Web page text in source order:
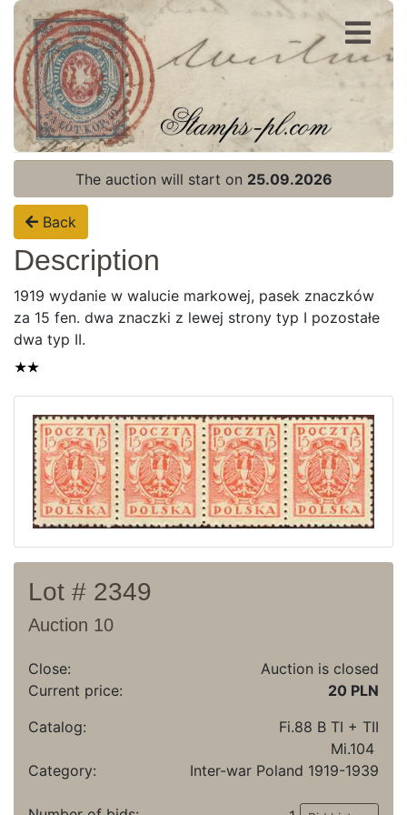
Register
Login
Home page
Recent result
Archive
Regulation
Contact
The auction will start on 25.09.2026
Back
Description
1919 wydanie w walucie markowej, pasek znaczków
za 15 fen. dwa znaczki z lewej strony typ I pozostałe
dwa typ II.
Lot # 2349
Auction 10
Close:
Auction is closed
Current price:
20 PLN
Catalog:
Fi.88 B TI + TII
Mi.104
Category:
Inter-war Poland 1919-1939